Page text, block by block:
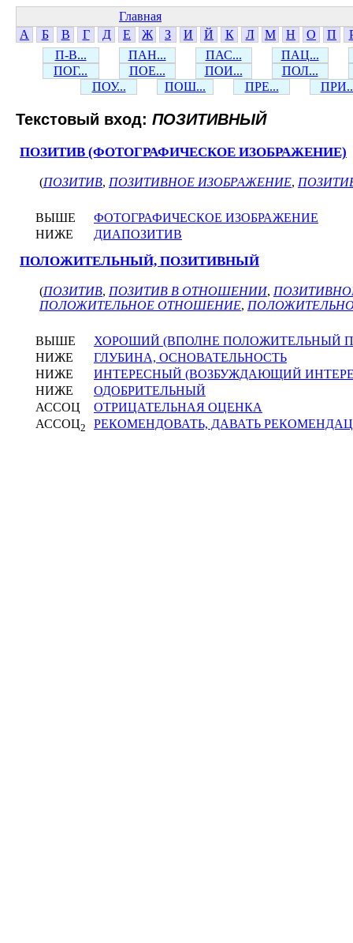
Главная
А
Б В Г Д Е Ж З И Й К Л М Н О П
П-В...
ПАН... ПАС...
ПАЦ...
ПОГ...
ПОЕ... ПОИ...
ПОЛ...
ПОУ...
ПОШ... ПРЕ...
Текстовый вход: ПОЗИТИВНЫЙ
ПОЗИТИВ (ФОТОГРАФИЧЕСКОЕ ИЗОБРАЖЕНИЕ)
(ПОЗИТИВ, ПОЗИТИВНОЕ ИЗОБРАЖЕНИЕ,
ВЫШЕ
ФОТОГРАФИЧЕСКОЕ ИЗОБРАЖЕНИЕ
НИЖЕ
ДИАПОЗИТИВ
ПОЛОЖИТЕЛЬНЫЙ, ПОЗИТИВНЫЙ
(ПОЗИТИВ, ПОЗИТИВ В ОТНОШЕНИИ,
ПОЛОЖИТЕЛЬНОЕ ОТНОШЕНИЕ,
ВЫШЕ
ХОРОШИЙ (ВПОЛНЕ ПОЛОЖИТЕЛЬНЫЙ
НИЖЕ
ГЛУБИНА, ОСНОВАТЕЛЬНОСТЬ
НИЖЕ
ИНТЕРЕСНЫЙ (ВОЗБУЖДАЮЩИЙ
НИЖЕ
ОДОБРИТЕЛЬНЫЙ
АССОЦ
ОТРИЦАТЕЛЬНАЯ ОЦЕНКА
АССОЦ2 РЕКОМЕНДОВАТЬ, ДАВАТЬ